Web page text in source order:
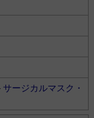
サージカルマスク・